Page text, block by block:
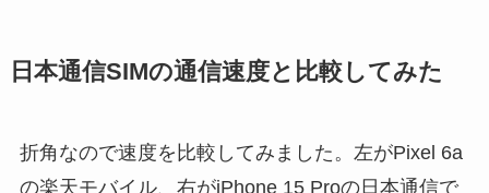
日本通信SIMの通信速度と比較してみた
折角なので速度を比較してみました。左がPixel 6a
の楽天モバイル、右がiPhone 15 Proの日本通信で